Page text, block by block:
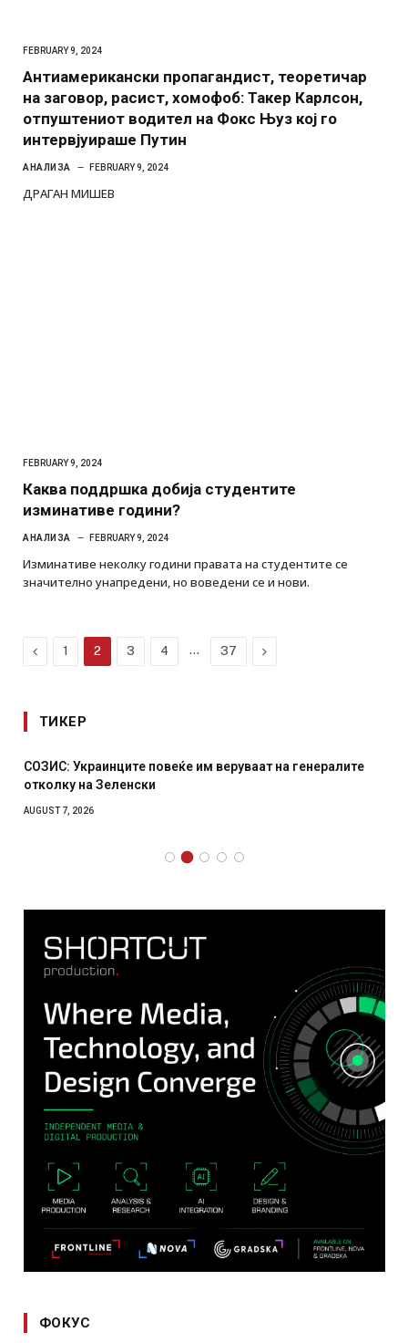
FEBRUARY 9, 2024
Антиамерикански пропагандист, теоретичар
на заговор, расист, хомофоб: Такер Карлсон,
отпуштениот водител на Фокс Њуз кој го
интервјуираше Путин
АНАЛИЗА FEBRUARY 9, 2024
ДРАГАН МИШЕВ
FEBRUARY 9, 2024
Каква поддршка добија студентите
изминативе години?
АНАЛИЗА FEBRUARY 9, 2024
Изминативе неколку години правата на студентите се
значително унапредени, но воведени се и нови.
Previous
1 2 3 4 … 37 Next
ТИКЕР
СОЗИС: Украинците повеќе им веруваат на генералите
отколку на Зеленски
AUGUST 7, 2026
ФОКУС